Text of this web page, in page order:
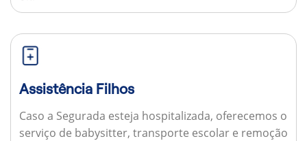
Assistência Filhos
Caso a Segurada esteja hospitalizada, oferecemos o
serviço de babysitter, transporte escolar e remoção